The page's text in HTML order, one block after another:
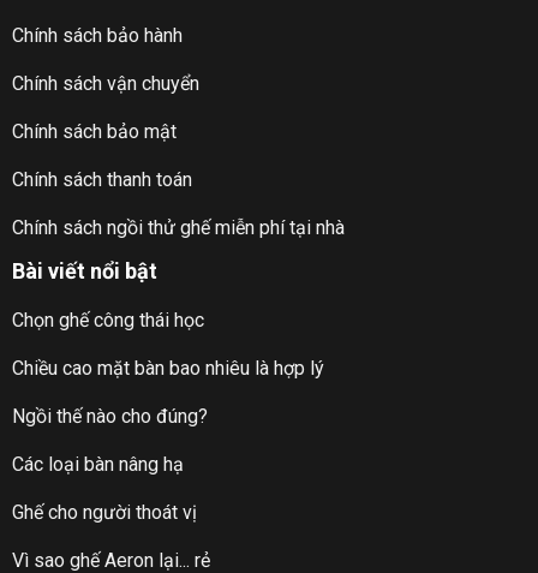
xem tạiĐÂY
GhếErgohuman 2
tạihttps://dandihome.vn/chinh-sach-bao-hanh/
Chúng tôihoàn tiền 100% và tặng luôn sản phẩm
không như mô tả và cam kết.
Ghế Ergohuman có khá nhiều hàng fake trên thế giới cũng
như ở Việt Nam:
Chính sách bảo hành
Chính sách vận chuyển
Chính sách bảo mật
Chính sách thanh toán
Chính sách ngồi thử ghế miễn phí tại nhà
Bài viết nổi bật
Chọn ghế công thái học
Chiều cao mặt bàn bao nhiêu là hợp lý
Ngồi thế nào cho đúng?
Các loại bàn nâng hạ
Ghế cho người thoát vị
Vì sao ghế Aeron lại... rẻ